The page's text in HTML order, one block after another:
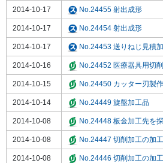
2014-10-17 No.24455 射出成形
2014-10-17 No.24454 射出成形
2014-10-17 No.24453 送りねじ見積
2014-10-16 No.24452 医療器具用切
2014-10-15 No.24450 カッター刃製作
2014-10-14 No.24449 旋盤加工品
2014-10-08 No.24448 板金加工先を
2014-10-08 No.24447 切削加工の加
2014-10-08 No.24446 切削加工の加